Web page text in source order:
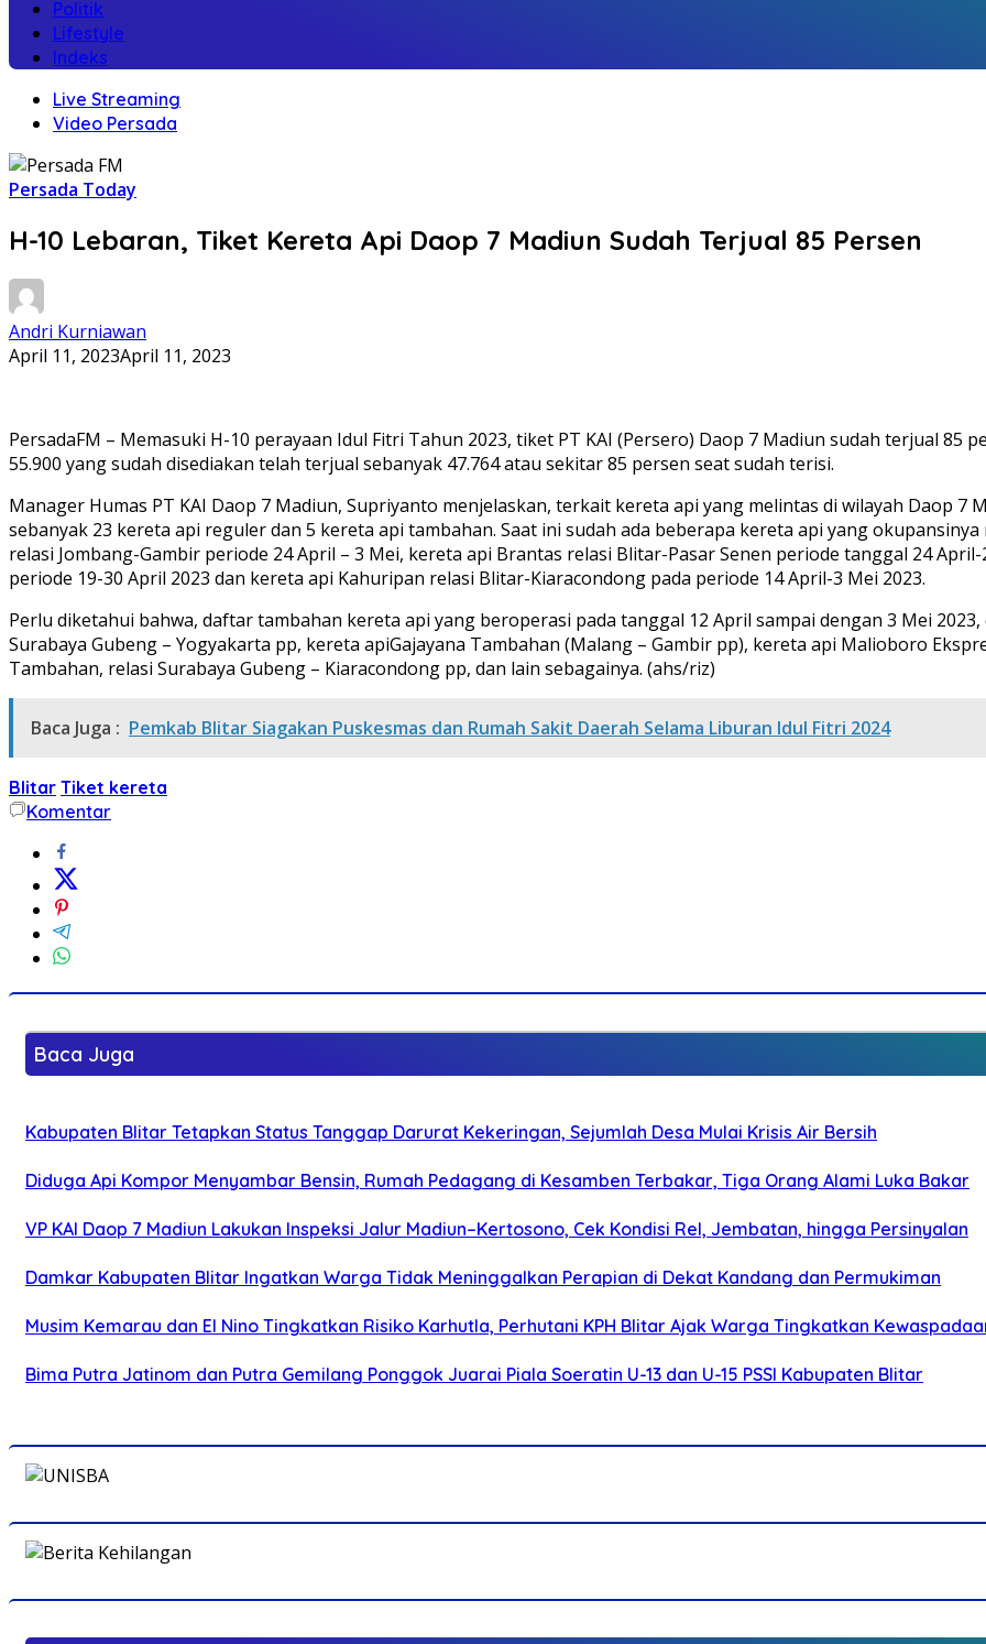
Politik
Lifestyle
Indeks
Live Streaming
Video Persada
Persada Today
H-10 Lebaran, Tiket Kereta Api Daop 7 Madiun Sudah Terjual 85 Persen
Andri Kurniawan
April 11, 2023April 11, 2023
PersadaFM – Memasuki H-10 perayaan Idul Fitri Tahun 2023, tiket PT KAI (Persero) Daop 7 Madiun sudah terjual 85
55.900 yang sudah disediakan telah terjual sebanyak 47.764 atau sekitar 85 persen seat sudah terisi.
Manager Humas PT KAI Daop 7 Madiun, Supriyanto menjelaskan, terkait kereta api yang melintas di wilayah Daop 7
sebanyak 23 kereta api reguler dan 5 kereta api tambahan. Saat ini sudah ada beberapa kereta api yang
relasi Jombang-Gambir periode 24 April – 3 Mei, kereta api Brantas relasi Blitar-Pasar Senen periode tanggal 24
periode 19-30 April 2023 dan kereta api Kahuripan relasi Blitar-Kiaracondong pada periode 14 April-3 Mei 2023.
Perlu diketahui bahwa, daftar tambahan kereta api yang beroperasi pada tanggal 12 April sampai dengan 3 Mei
Surabaya Gubeng – Yogyakarta pp, kereta apiGajayana Tambahan (Malang – Gambir pp), kereta api Malioboro
Tambahan, relasi Surabaya Gubeng – Kiaracondong pp, dan lain sebagainya. (ahs/riz)
Baca Juga : Pemkab Blitar Siagakan Puskesmas dan Rumah Sakit Daerah Selama Liburan Idul Fitri 2024
Blitar Tiket kereta
Komentar
Baca Juga
Kabupaten Blitar Tetapkan Status Tanggap Darurat Kekeringan, Sejumlah Desa Mulai Krisis Air Bersih
Diduga Api Kompor Menyambar Bensin, Rumah Pedagang di Kesamben Terbakar, Tiga Orang Alami Luka Bakar
VP KAI Daop 7 Madiun Lakukan Inspeksi Jalur Madiun–Kertosono, Cek Kondisi Rel, Jembatan, hingga Persinyalan
Damkar Kabupaten Blitar Ingatkan Warga Tidak Meninggalkan Perapian di Dekat Kandang dan Permukiman
Musim Kemarau dan El Nino Tingkatkan Risiko Karhutla, Perhutani KPH Blitar Ajak Warga Tingkatkan
Bima Putra Jatinom dan Putra Gemilang Ponggok Juarai Piala Soeratin U-13 dan U-15 PSSI Kabupaten Blitar